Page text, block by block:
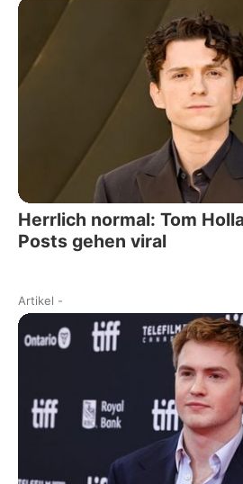
Herrlich normal: Tom
Posts gehen viral
Artikel -